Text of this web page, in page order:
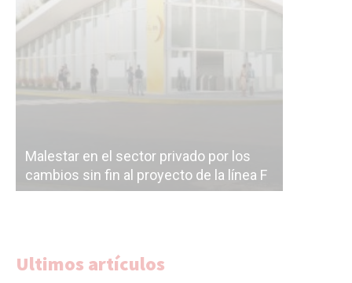
Malestar en el sector privado por los
cambios sin fin al proyecto de la línea F
Ultimos artículos